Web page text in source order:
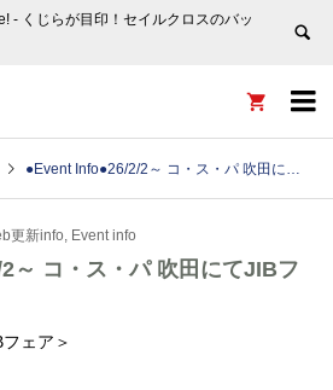
‐ くじらが目印！セイルクロスのバッ


●Event Info●26/2/2～ コ・ス・パ 吹田にてJIBフェア開催！
更新info, Event info
～ コ・ス・パ 吹田にてJIBフ
ェア＞